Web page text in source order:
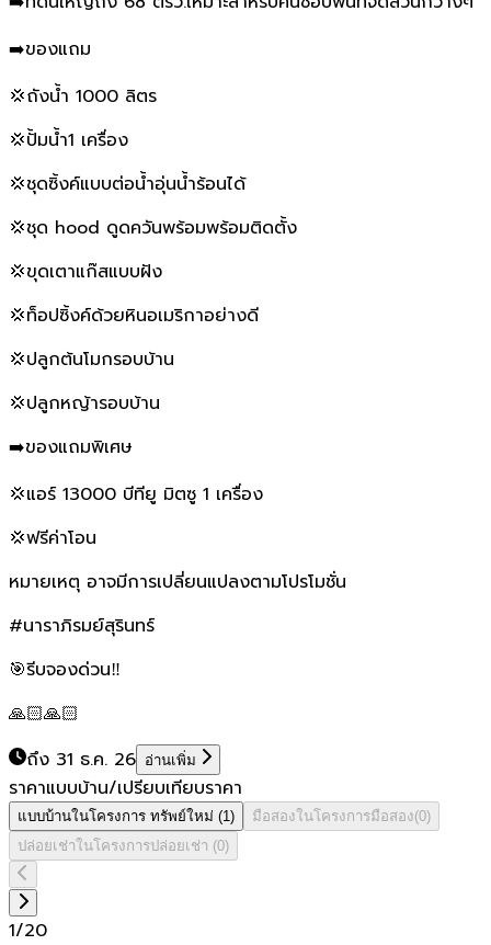
➡️ของแถม
💢ถังน้ำ 1000 ลิตร
💢ปั้มน้ำ1 เครื่อง
💢ชุดซิ้งค์แบบต่อน้ำอุ่นน้ำร้อนได้
💢ชุด hood ดูดควันพร้อมพร้อมติดตั้ง
💢ขุดเตาแก๊สแบบฝัง
💢ท็อปซิ้งค์ด้วยหินอเมริกาอย่างดี
💢ปลูกต้นโมกรอบบ้าน
💢ปลูกหญ้ารอบบ้าน
➡️ของแถมพิเศษ
💢แอร์ 13000 บีทียู มิตซู 1 เครื่อง
💢ฟรีค่าโอน
หมายเหตุ อาจมีการเปลี่ยนแปลงตามโปรโมชั่น
#นาราภิรมย์สุรินทร์
🎯รีบจองด่วน‼️
🙏🏻🙏🏻
ถึง 31 ธ.ค. 26 อ่านเพิ่ม
ราคาแบบบ้าน/เปรียบเทียบราคา
แบบบ้านในโครงการ ทรัพย์ใหม่ (1 ) มือสองในโครงการมือสอง(0)
ปล่อยเช่าในโครงการปล่อยเช่า (0)
1/20